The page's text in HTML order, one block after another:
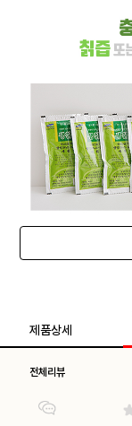
제품상세
전체리뷰